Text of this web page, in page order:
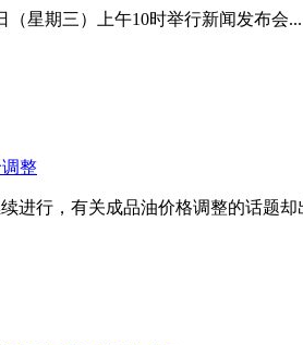
（星期三）上午10时举行新闻发布会...
整
进行，有关成品油价格调整的话题却